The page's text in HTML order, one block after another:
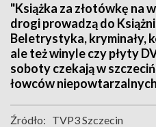
"Książka za złotówkę na
drogi prowadzą do
Beletrystyka, kryminały,
ale też winyle czy płyty
soboty czekają w
łowców
Źródło: TVP3 Szczecin